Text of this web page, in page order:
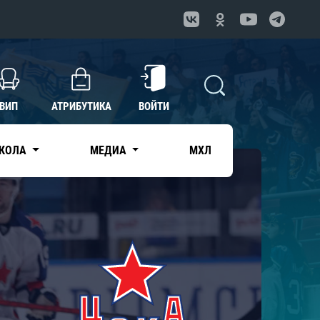
ВИП АТРИБУТИКА ВОЙТИ
МЕДИА МХЛ